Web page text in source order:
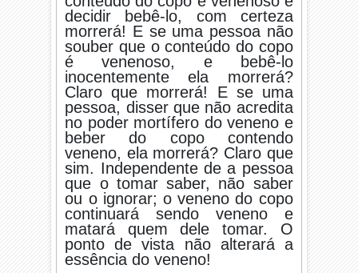
decidir bebê-lo, com certeza
morrerá! E se uma pessoa não
souber que o conteúdo do copo
é venenoso, e bebê-lo
inocentemente ela morrerá?
Claro que morrerá! E se uma
pessoa, disser que não acredita
no poder mortífero do veneno e
beber do copo contendo
veneno, ela morrerá? Claro que
sim. Independente de a pessoa
que o tomar saber, não saber
ou o ignorar; o veneno do copo
continuará sendo veneno e
matará quem dele tomar. O
ponto de vista não alterará a
essência do veneno!